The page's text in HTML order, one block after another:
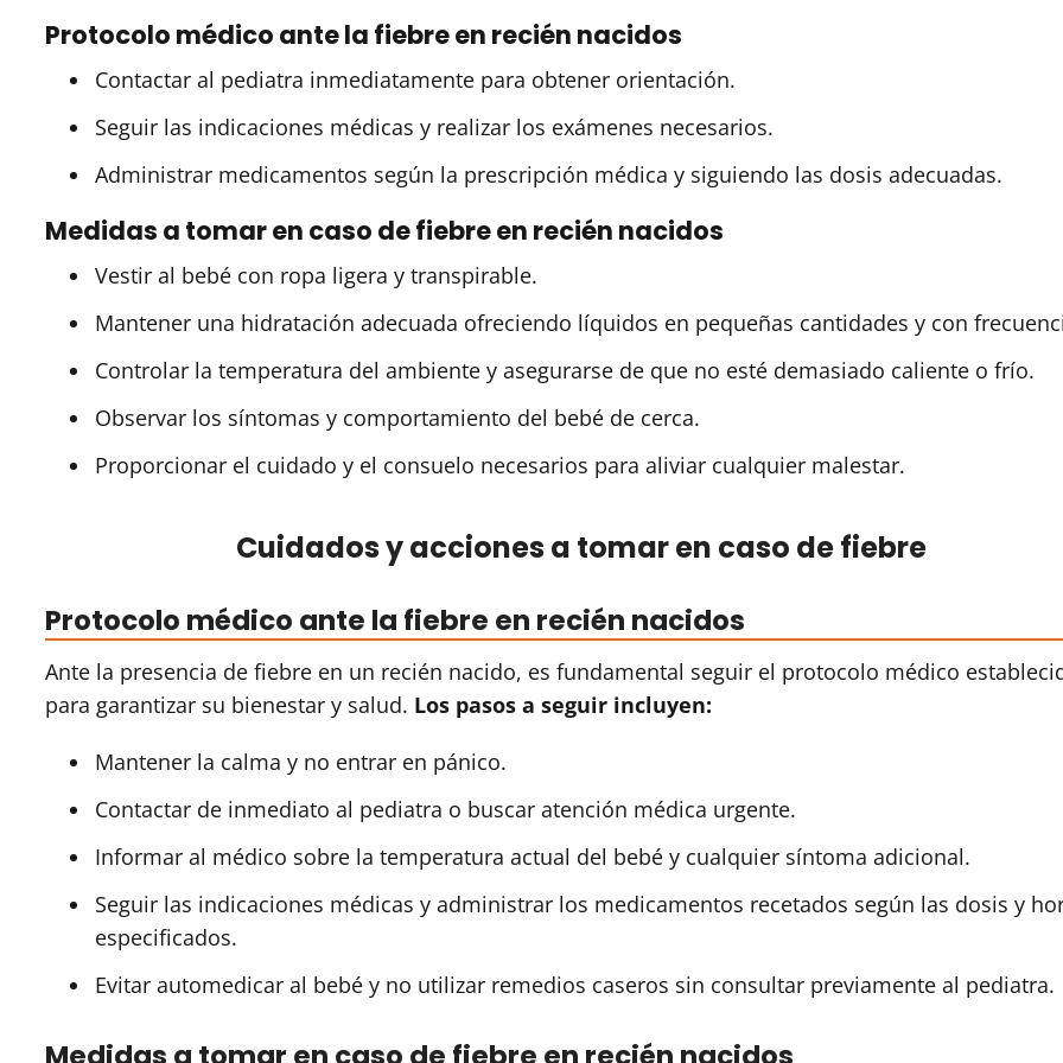
Protocolo médico ante la fiebre en recién nacidos
Contactar al pediatra inmediatamente para obtener orientación.
Seguir las indicaciones médicas y realizar los exámenes necesarios.
Administrar medicamentos según la prescripción médica y siguiendo las dosis adecuadas.
Medidas a tomar en caso de fiebre en recién nacidos
Vestir al bebé con ropa ligera y transpirable.
Mantener una hidratación adecuada ofreciendo líquidos en pequeñas cantidades y con
Controlar la temperatura del ambiente y asegurarse de que no esté demasiado caliente o frío.
Observar los síntomas y comportamiento del bebé de cerca.
Proporcionar el cuidado y el consuelo necesarios para aliviar cualquier malestar.
Cuidados y acciones a tomar en caso de fiebre
Protocolo médico ante la fiebre en recién nacidos
Ante la presencia de fiebre en un recién nacido, es fundamental seguir el protocolo médico
para garantizar su bienestar y salud. Los pasos a seguir incluyen:
Mantener la calma y no entrar en pánico.
Contactar de inmediato al pediatra o buscar atención médica urgente.
Informar al médico sobre la temperatura actual del bebé y cualquier síntoma adicional.
Seguir las indicaciones médicas y administrar los medicamentos recetados según las dosis y
especificados.
Evitar automedicar al bebé y no utilizar remedios caseros sin consultar previamente al pediatra.